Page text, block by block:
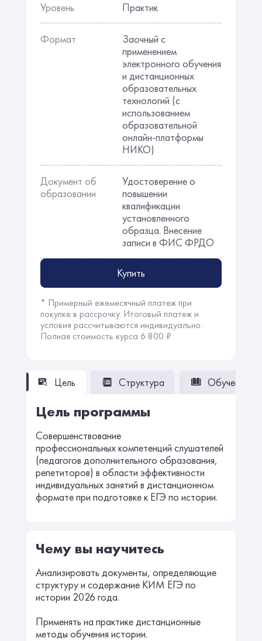
Цель Структура Обучение
Цель программы
Совершенствование
профессиональных компетенций слушателей
(педагогов дополнительного образования,
репетиторов) в области эффективности
индивидуальных занятий в дистанционном
формате при подготовке к ЕГЭ по истории.
Чему вы научитесь
Анализировать документы, определяющие
структуру и содержание КИМ ЕГЭ по
истории 2026 года.
Применять на практике дистанционные
методы обучения истории.
Уровень Практик
Формат
Заочный с
применением
электронного обучения
и дистанционных
образовательных
технологий (с
использованием
образовательной
онлайн-платформы
НИКО)
Документ об
образовании
Удостоверение о
повышении
квалификации
установленного
образца. Внесение
записи в ФИС ФРДО
Купить
* Примерный ежемесячный платеж при
покупке в рассрочку. Итоговый платеж и
условия рассчитываются индивидуально.
Полная стоимость курса 6 800 ₽